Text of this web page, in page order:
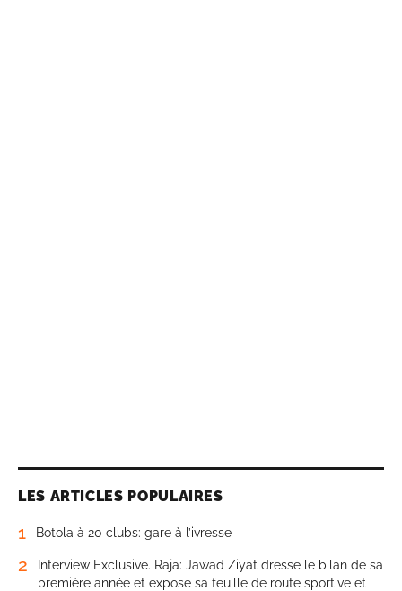
LES ARTICLES POPULAIRES
1 Botola à 20 clubs: gare à l’ivresse
2
Interview Exclusive. Raja: Jawad Ziyat dresse le bilan de sa
première année et expose sa feuille de route sportive et